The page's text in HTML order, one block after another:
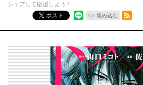
シェアして応援しよう！
ポスト
埋め込む
RSSフィード